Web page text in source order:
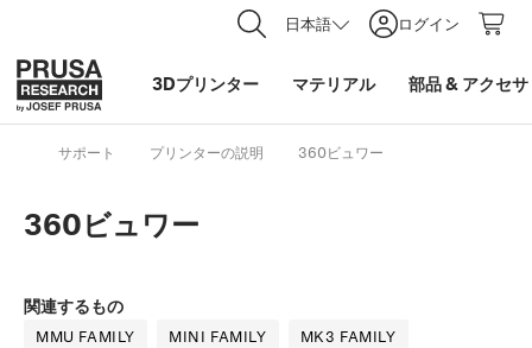
日本語 ログイン
3Dプリンター マテリアル 部品& アクセ
サポート プリンターの説明 360ビュワー
360ビュワー
関連するもの
MMU FAMILY MINI FAMILY
MK3 FAMILY